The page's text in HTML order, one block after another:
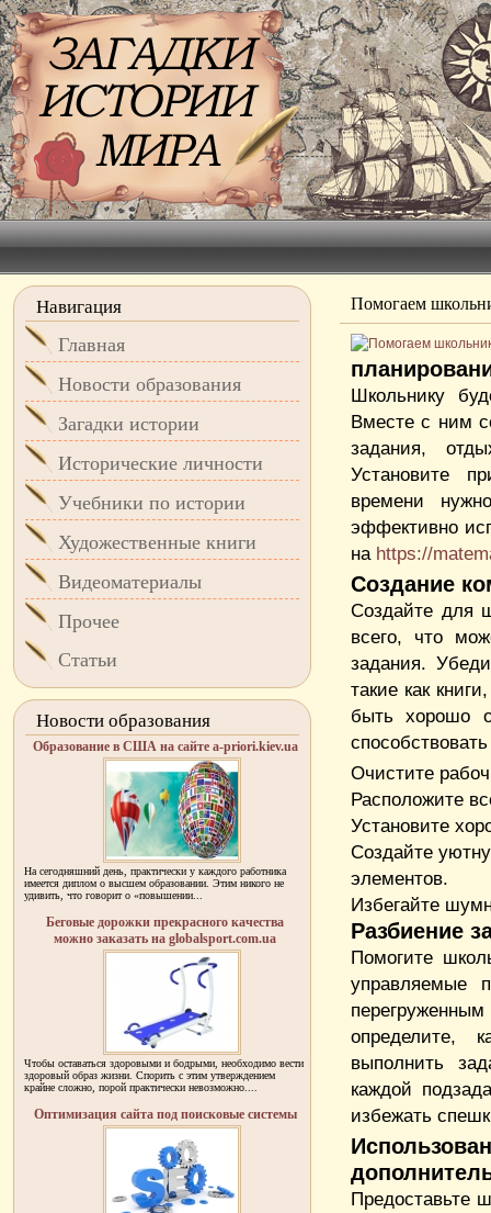
Помогаем
Школьнику
Вместе с ним
задания,
Установите
времени
эффективно
на https://
Создание
Создайте для
всего, что
задания.
такие как
быть хорошо
Очистите
Расположите
Установите
Создайте
элементов.
Избегайте
Разбиение
Помогите
управляемые
определите,
выполнить
каждой
избежать
Предоставьте
Навигация
Главная
Новости образования
Загадки истории
Исторические личности
Учебники по истории
Художественные книги
Видеоматериалы
Прочее
Статьи
Новости образования
Образование в США на сайте a-priori.kiev.ua
На сегодняшний день, практически у каждого работника
имеется диплом о высшем образовании. Этим никого не
удивить, что говорит о «повышении...
Беговые дорожки прекрасного качества
можно заказать на globalsport.com.ua
Чтобы оставаться здоровыми и бодрыми, необходимо вести
здоровый образ жизни. Спорить с этим утверждением
крайне сложно, порой практически невозможно....
Оптимизация сайта под поисковые системы